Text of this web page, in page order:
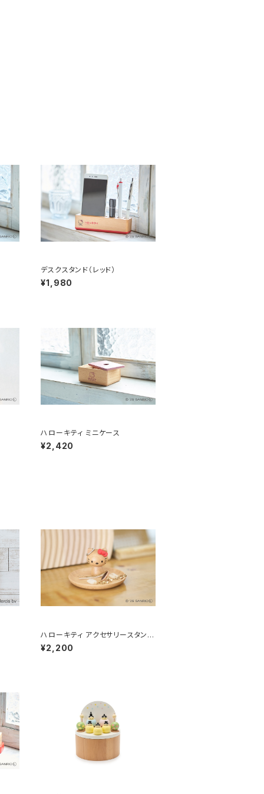
デスクスタンド（レッド）
¥1,980
ハローキティ ミニケース
¥2,420
ハローキティ アクセサリースタンド
（レッド）
¥2,200